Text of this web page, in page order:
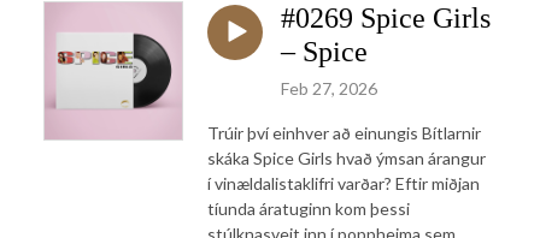
#0269 Spice Girls
– Spice
Feb 27, 2026
Trúir því einhver að einungis Bítlarnir
skáka Spice Girls hvað ýmsan árangur
í vinældalistaklifri varðar? Eftir miðjan
tíunda áratuginn kom þessi
stúlknasveit inn í poppheima sem